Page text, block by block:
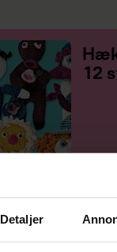
Detaljer
12